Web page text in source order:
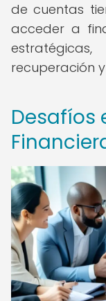
de cuentas
acceder a
recuperación
Desafíos